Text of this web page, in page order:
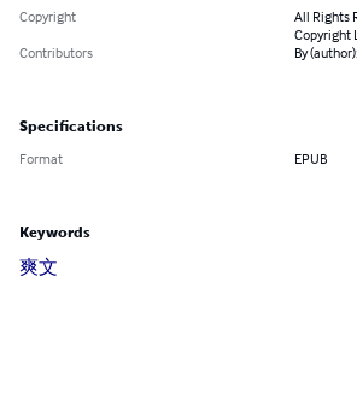
Copyright
All Rights
Copyright
Contributors
By
Specifications
Format EPUB
Keywords
爽文